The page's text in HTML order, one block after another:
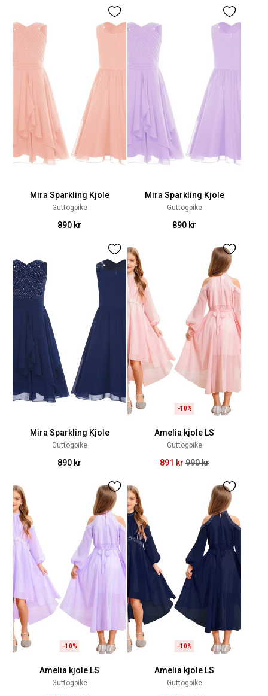
Mira Sparkling Kjole
Guttogpike
890 kr
Mira Sparkling Kjole
Guttogpike
890 kr
Mira Sparkling Kjole
Guttogpike
890 kr
-10%
Amelia kjole LS
Guttogpike
891 kr 990 kr
-10%
Amelia kjole LS
Guttogpike
-10%
Amelia kjole LS
Guttogpike